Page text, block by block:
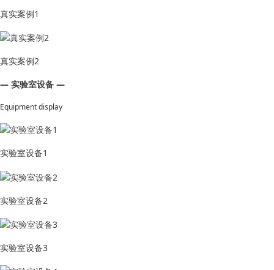
真实案例1
真实案例2
— 实验室设备 —
Equipment display
实验室设备1
实验室设备2
实验室设备3